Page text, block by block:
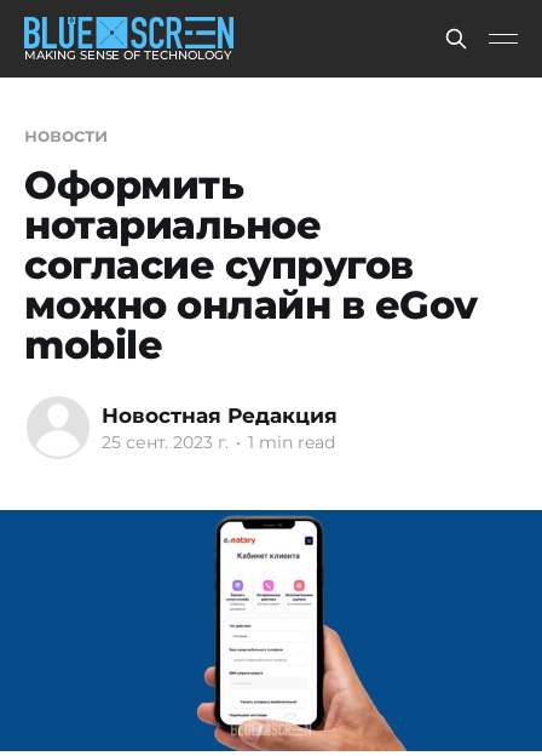
MAKING SENSE OF TECHNOLOGY
новости
Оформить
нотариальное
согласие супругов
можно онлайн в eGov
mobile
Новостная Редакция
25 сент. 2023 г. • 1 min read